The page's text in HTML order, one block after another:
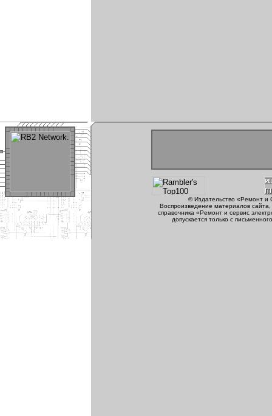
© Издательство «Ремонт
Воспроизведение материалов
справочника «Ремонт и сервис
допускается только с